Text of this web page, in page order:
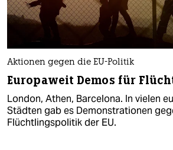
Aktionen gegen die EU-Politik
Europaweit Demos für
London, Athen, Barcelona. In vielen
Städten gab es Demonstrationen
Flüchtlingspolitik der EU.